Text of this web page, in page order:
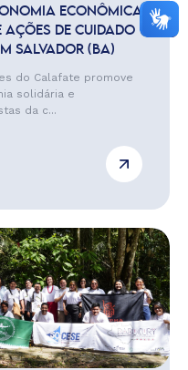
ECONÔMICA
AÇÕES DE CUIDADO
SALVADOR (BA)
do Calafate promove
solidária e
da c...